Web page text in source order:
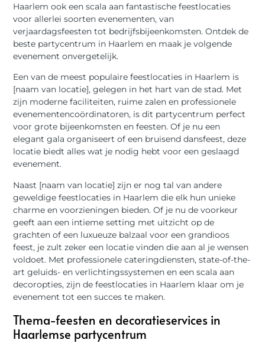
Haarlem ook een scala aan fantastische feestlocaties
voor allerlei soorten evenementen, van
verjaardagsfeesten tot bedrijfsbijeenkomsten. Ontdek de
beste partycentrum in Haarlem en maak je volgende
evenement onvergetelijk.
Een van de meest populaire feestlocaties in Haarlem is
[naam van locatie], gelegen in het hart van de stad. Met
zijn moderne faciliteiten, ruime zalen en professionele
evenementencoördinatoren, is dit partycentrum perfect
voor grote bijeenkomsten en feesten. Of je nu een
elegant gala organiseert of een bruisend dansfeest, deze
locatie biedt alles wat je nodig hebt voor een geslaagd
evenement.
Naast [naam van locatie] zijn er nog tal van andere
geweldige feestlocaties in Haarlem die elk hun unieke
charme en voorzieningen bieden. Of je nu de voorkeur
geeft aan een intieme setting met uitzicht op de
grachten of een luxueuze balzaal voor een grandioos
feest, je zult zeker een locatie vinden die aan al je wensen
voldoet. Met professionele cateringdiensten, state-of-the-
art geluids- en verlichtingssystemen en een scala aan
decoropties, zijn de feestlocaties in Haarlem klaar om je
evenement tot een succes te maken.
Thema-feesten en decoratieservices in
Haarlemse partycentrum